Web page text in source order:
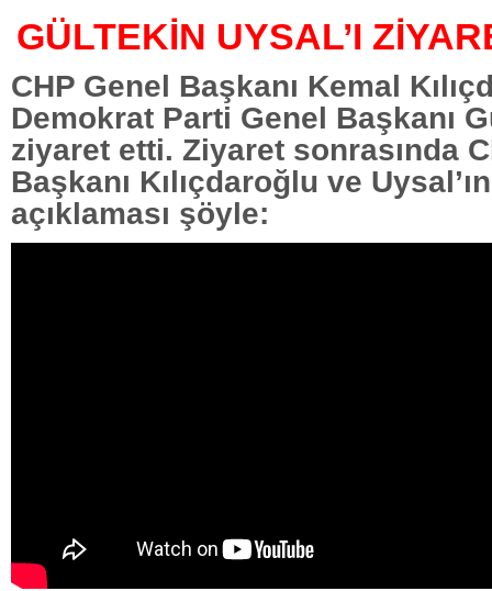
GÜLTEKİN UYSAL’I
CHP Genel Başkanı Kemal
Demokrat Parti Genel Başkanı
ziyaret etti. Ziyaret sonrasında
Başkanı Kılıçdaroğlu ve
açıklaması şöyle: